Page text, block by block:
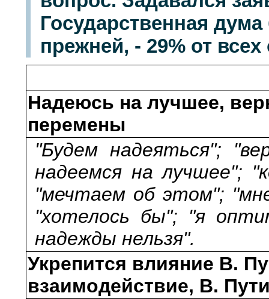
Государственная
прежней, - 29% от
Надеюсь на лучшее,
перемены
"Будем надеяться";
надеемся на лучшее";
"мечтаем об этом";
"хотелось бы"; "я
надежды нельзя".
Укрепится влияние В.
взаимодействие, В.